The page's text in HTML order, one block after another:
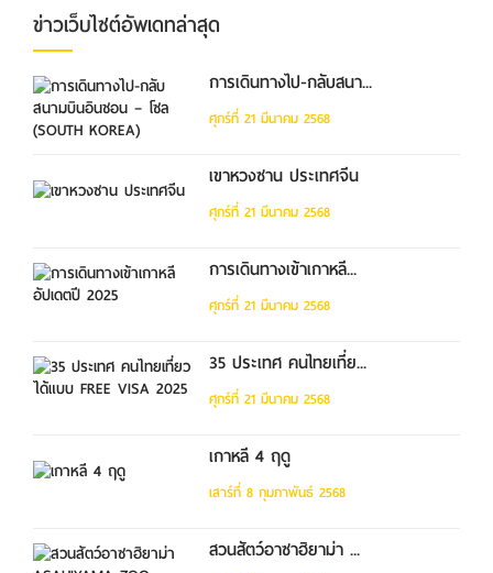
ข่าวเว็บไซต์อัพเดทล่าสุด
การเดินทางไป-กลับสนา...
ศุกร์ที่ 21 มีนาคม 2568
เขาหวงซาน ประเทศจีน
ศุกร์ที่ 21 มีนาคม 2568
การเดินทางเข้าเกาหลี...
ศุกร์ที่ 21 มีนาคม 2568
35 ประเทศ คนไทยเที่ย...
ศุกร์ที่ 21 มีนาคม 2568
เกาหลี 4 ฤดู
เสาร์ที่ 8 กุมภาพันธ์ 2568
สวนสัตว์อาซาฮิยาม่า ...